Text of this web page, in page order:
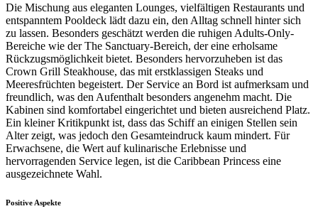
Die Mischung aus eleganten Lounges, vielfältigen Restaurants und
entspanntem Pooldeck lädt dazu ein, den Alltag schnell hinter sich
zu lassen. Besonders geschätzt werden die ruhigen Adults-Only-
Bereiche wie der The Sanctuary-Bereich, der eine erholsame
Rückzugsmöglichkeit bietet. Besonders hervorzuheben ist das
Crown Grill Steakhouse, das mit erstklassigen Steaks und
Meeresfrüchten begeistert. Der Service an Bord ist aufmerksam und
freundlich, was den Aufenthalt besonders angenehm macht. Die
Kabinen sind komfortabel eingerichtet und bieten ausreichend Platz.
Ein kleiner Kritikpunkt ist, dass das Schiff an einigen Stellen sein
Alter zeigt, was jedoch den Gesamteindruck kaum mindert. Für
Erwachsene, die Wert auf kulinarische Erlebnisse und
hervorragenden Service legen, ist die Caribbean Princess eine
ausgezeichnete Wahl.
Positive Aspekte